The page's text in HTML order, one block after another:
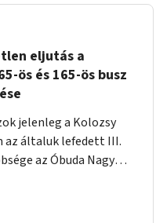
eljutás a
ös és 165-ös busz
jelenleg a Kolozsy
az általuk lefedett III.
az Óbuda Nagy
tér helyett tovább